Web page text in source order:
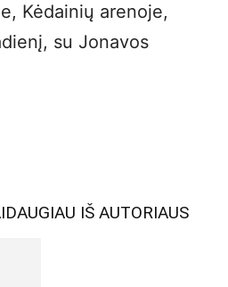
Kėdainių arenoje,
su Jonavos
DAUGIAU IŠ AUTORIAUS